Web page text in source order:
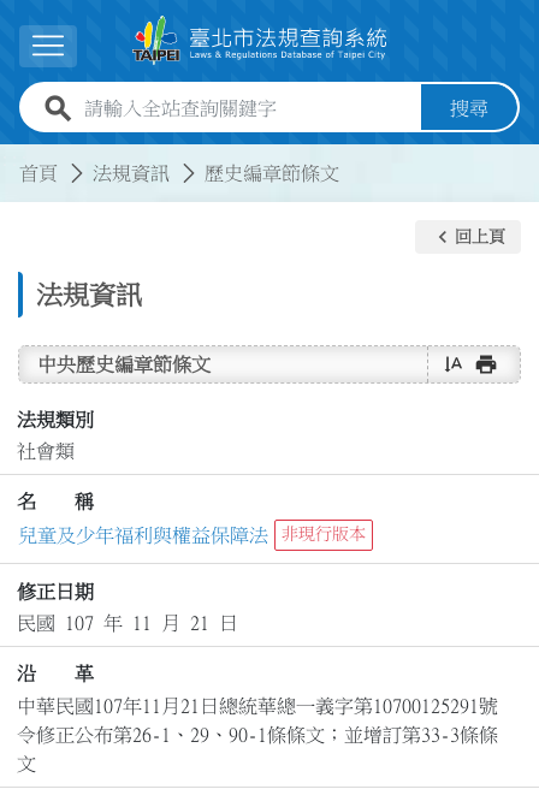
展開選單
全站查詢關鍵字欄位 搜尋
首頁 法規資訊 歷史編章節條文
法規資訊
keyboard_arrow_left 回上頁
中央歷史編章節條文 text_rotate_vertical print
法規類別
社會類
名 稱
兒童及少年福利與權益保障法
非現行版本
修正日期
民國 107 年 11 月 21 日
沿 革
中華民國107年11月21日總統華總一義字第10700125291號
令修正公布第26-1、29、90-1條條文；並增訂第33-3條條
文